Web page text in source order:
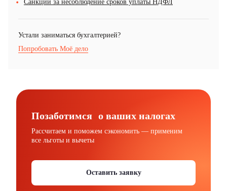
Санкции за несоблюдение сроков уплаты НДФЛ
Устали заниматься бухгалтерией?
Попробовать Моё дело
Позаботимся о ваших налогах
Рассчитаем и поможем сэкономить — применим
все льготы и вычеты
Оставить заявку